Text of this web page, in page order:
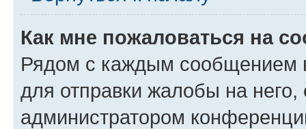
Как мне пожаловаться на
Рядом с каждым сообщением
для отправки жалобы на
администратором